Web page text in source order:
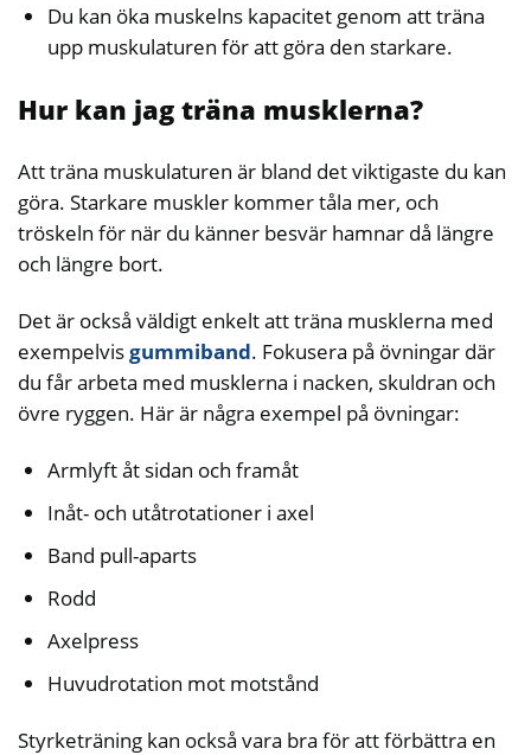
Du kan öka muskelns kapacitet genom att träna
upp muskulaturen för att göra den starkare.
Hur kan jag träna musklerna?
Att träna muskulaturen är bland det viktigaste du kan
göra. Starkare muskler kommer tåla mer, och
tröskeln för när du känner besvär hamnar då längre
och längre bort.
Det är också väldigt enkelt att träna musklerna med
exempelvisgummiband. Fokusera på övningar där
du får arbeta med musklerna i nacken, skuldran och
övre ryggen. Här är några exempel på övningar:
Armlyft åt sidan och framåt
Inåt- och utåtrotationer i axel
Band pull-aparts
Rodd
Axelpress
Huvudrotation mot motstånd
Styrketräning kan också vara bra för att förbättra en